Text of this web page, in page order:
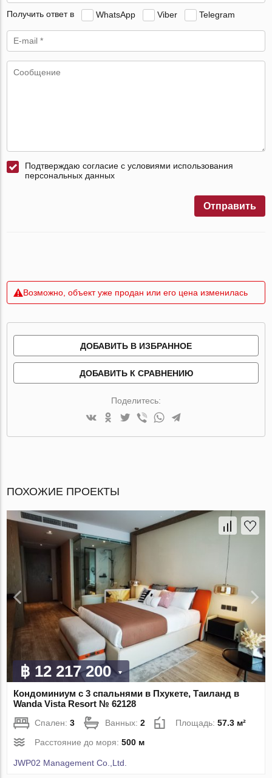
Получить ответ в WhatsApp Viber Telegram
Подтверждаю согласие с условиями использования
персональных данных
Отправить
Возможно, объект уже продан или его цена изменилась
ДОБАВИТЬ В ИЗБРАННОЕ
ДОБАВИТЬ К СРАВНЕНИЮ
Поделитесь:
ПОХОЖИЕ ПРОЕКТЫ
฿ 12 217 200
Кондоминиум с 3 спальнями в Пхукете, Таиланд в
Wanda Vista Resort № 62128
Спален:3 Ванных:2 Площадь:57.3 м²
Расстояние до моря:500 м
JWP02 Management Co.,Ltd.